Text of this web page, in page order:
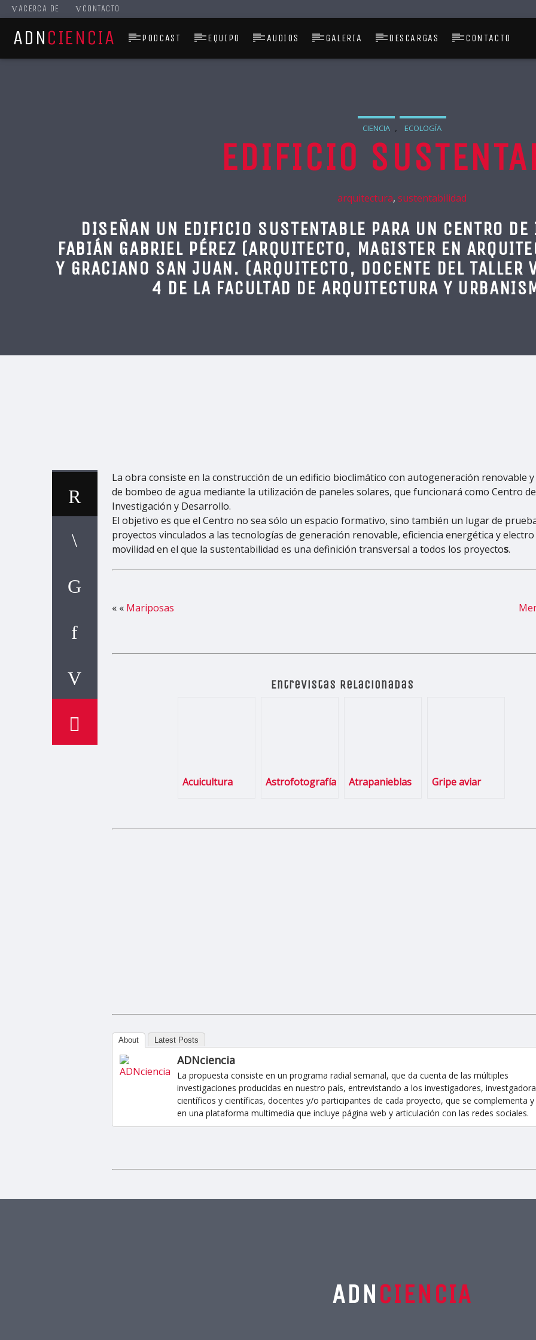
ACERCA DE CONTACTO
ADNCIENCIA PODCAST EQUIPO AUDIOS GALERIA DESCARGAS CONTACTO
CIENCIA , ECOLOGÍA
EDIFICIO
arquitectura, sustentabilidad
DISEÑAN UN EDIFICIO SUSTENTABLE PARA UN CENTRO
FABIÁN GABRIEL PÉREZ (ARQUITECTO, MAGISTER EN
Y GRACIANO SAN JUAN. (ARQUITECTO, DOCENTE DEL TALLER
4 DE LA FACULTAD DE ARQUITECTURA Y
La obra consiste en la construcción de un edificio bioclimático con autogeneración renovable
de bombeo de agua mediante la utilización de paneles solares, que funcionará como Centro de
Investigación y Desarrollo.
El objetivo es que el Centro no sea sólo un espacio formativo, sino también un lugar de
proyectos vinculados a las tecnologías de generación renovable, eficiencia energética y electro
movilidad en el que la sustentabilidad es una definición transversal a todos los proyectos.
« « Mariposas
Entrevistas Relacionadas
Acuicultura Astrofotografía Atrapanieblas Gripe aviar
About Latest Posts
ADNciencia
La propuesta consiste en un programa radial semanal, que da cuenta de las múltiples
investigaciones producidas en nuestro país, entrevistando a los investigadores,
científicos y científicas, docentes y/o participantes de cada proyecto, que se complementa y
en una plataforma multimedia que incluye página web y articulación con las redes sociales.
ADNCIENCIA